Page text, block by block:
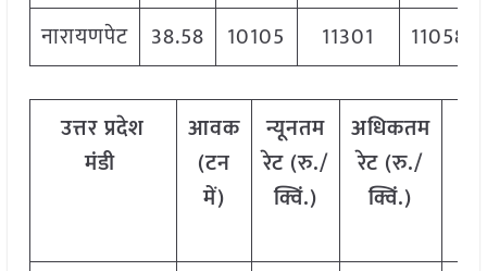
नारायणपेट
38.58 10105 11301 11058
उत्तरप्रदेश
मंडी
आवक
(टन
में)
न्यूनतम
रेट (रु./
क्विं.)
अधिकतम
रेट (रु./
क्विं.)